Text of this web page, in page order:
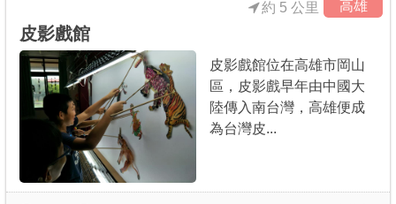
高雄
約 5 公里
皮影戲館
皮影戲館位在高雄市岡山
區，皮影戲早年由中國大
陸傳入南台灣，高雄便成
為台灣皮...